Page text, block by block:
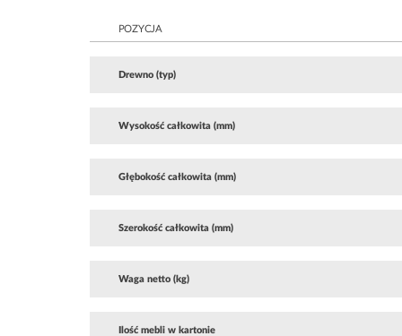
POZYCJA
Drewno (typ)
Wysokość całkowita (mm)
Głębokość całkowita (mm)
Szerokość całkowita (mm)
Waga netto (kg)
Ilość mebli w kartonie